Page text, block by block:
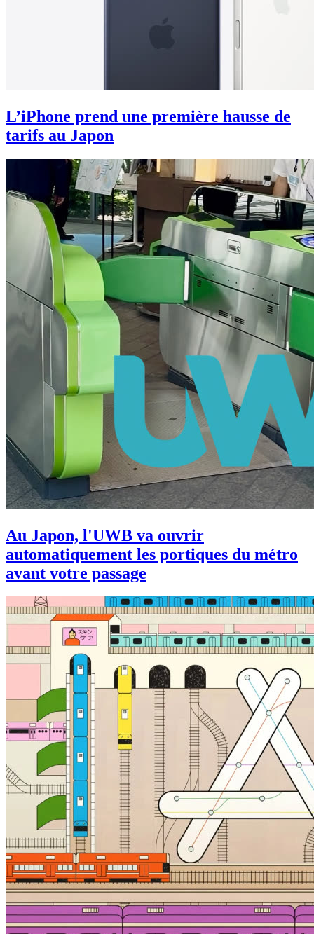
L’iPhone prend une première hausse de
tarifs au Japon
Au Japon, l'UWB va ouvrir
automatiquement les portiques du métro
avant votre passage